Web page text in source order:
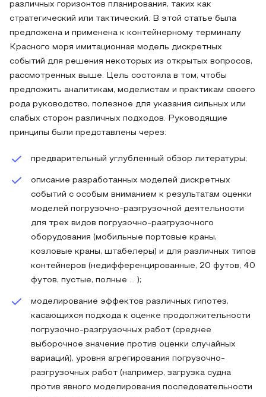
различных горизонтов планирования, таких как
стратегический или тактический. В этой статье была
предложена и применена к контейнерному терминалу
Красного моря имитационная модель дискретных
событий для решения некоторых из открытых вопросов,
рассмотренных выше. Цель состояла в том, чтобы
предложить аналитикам, моделистам и практикам своего
рода руководство, полезное для указания сильных или
слабых сторон различных подходов. Руководящие
принципы были представлены через:
предварительный углубленный обзор литературы;
описание разработанных моделей дискретных
событий с особым вниманием к результатам оценки
моделей погрузочно-разгрузочной деятельности
для трех видов погрузочно-разгрузочного
оборудования (мобильные портовые краны,
козловые краны, штабелеры) и для различных типов
контейнеров (недифференцированные, 20 футов, 40
футов, пустые, полные ... );
моделирование эффектов различных гипотез,
касающихся подхода к оценке продолжительности
погрузочно-разгрузочных работ (среднее
выборочное значение против оценки случайных
вариаций), уровня агрегирования погрузочно-
разгрузочных работ (например, загрузка судна
против явного моделирования последовательности